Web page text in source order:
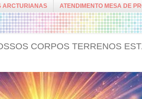
ARCTURIANAS ATENDIMENTO MESA DE
CORPOS TERRENOS